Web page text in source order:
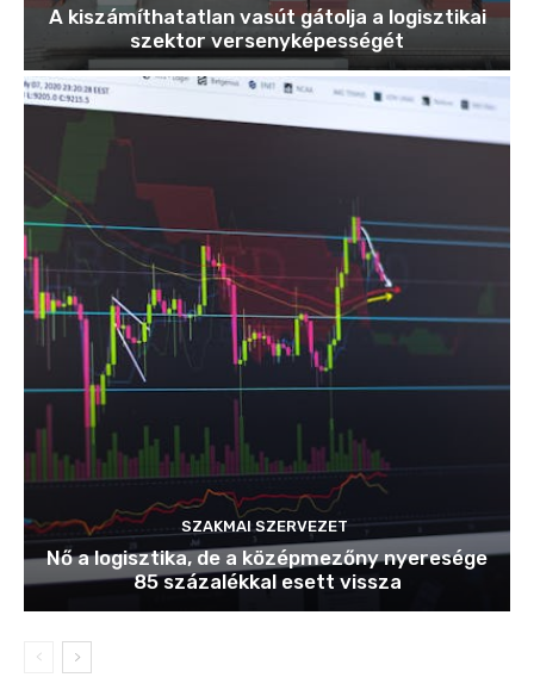
A kiszámíthatatlan vasút gátolja a logisztikai
szektor versenyképességét
SZAKMAI SZERVEZET
Nő a logisztika, de a középmezőny nyeresége
85 százalékkal esett vissza